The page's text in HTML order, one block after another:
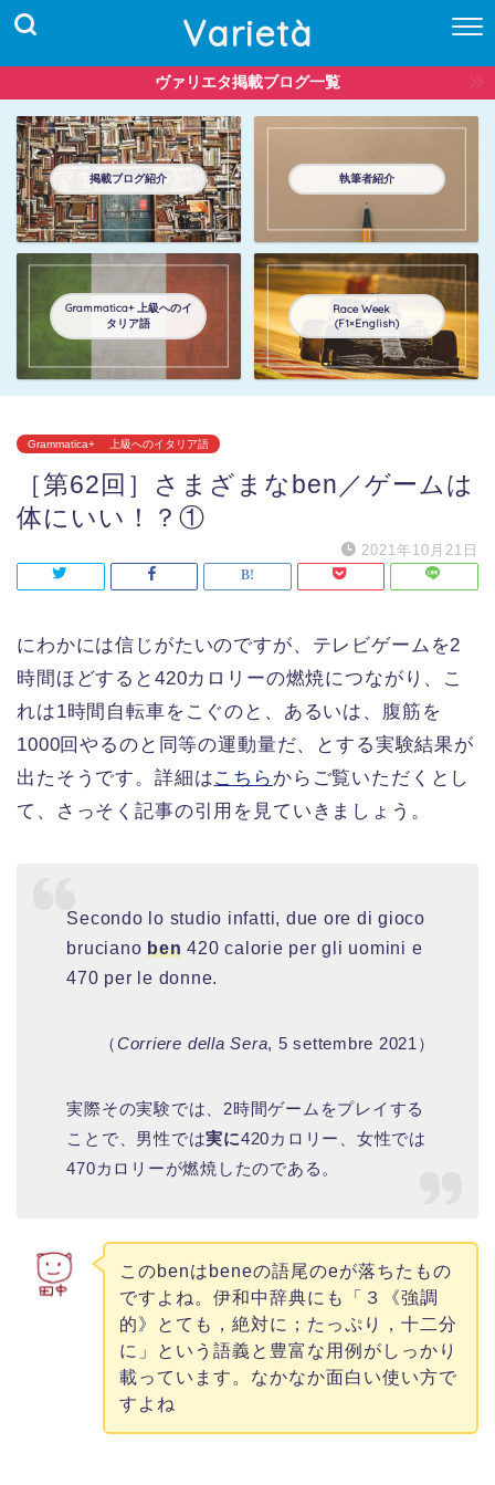
Varietà
ヴァリエタ掲載ブログ一覧
掲載ブログ紹介 執筆者紹介
Grammatica+ 上級へのイ
タリア語
Race Week
(F1×English)
Grammatica+ 上級へのイタリア語
［第62回］さまざまなben／ゲームは
体にいい！？①
2021年10月21日
にわかには信じがたいのですが、テレビゲームを2
時間ほどすると420カロリーの燃焼につながり、こ
れは1時間自転車をこぐのと、あるいは、腹筋を
1000回やるのと同等の運動量だ、とする実験結果が
出たそうです。詳細はこちら からご覧いただくとし
て、さっそく記事の引用を見ていきましょう。
Secondo lo studio infatti, due ore di gioco
brucianoben 420 calorie per gli uomini e
470 per le donne.
（Corriere della Sera, 5 settembre 2021）
実際その実験では、2時間ゲームをプレイする
ことで、男性では実に420カロリー、女性では
470カロリーが燃焼したのである。
このbenはbeneの語尾のeが落ちたもの
ですよね。伊和中辞典にも「３《強調
的》とても，絶対に；たっぷり，十二分
に」という語義と豊富な用例がしっかり
載っています。なかなか面白い使い方で
すよね